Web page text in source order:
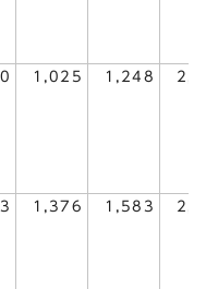
1,025 1,248
1,376 1,583